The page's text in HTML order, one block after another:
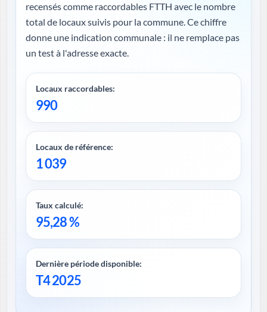
recensés comme raccordables FTTH avec le nombre
total de locaux suivis pour la commune. Ce chiffre
donne une indication communale : il ne remplace pas
un test à l'adresse exacte.
Locaux raccordables:
990
Locaux de référence:
1 039
Taux calculé:
95,28 %
Dernière période disponible:
T4 2025